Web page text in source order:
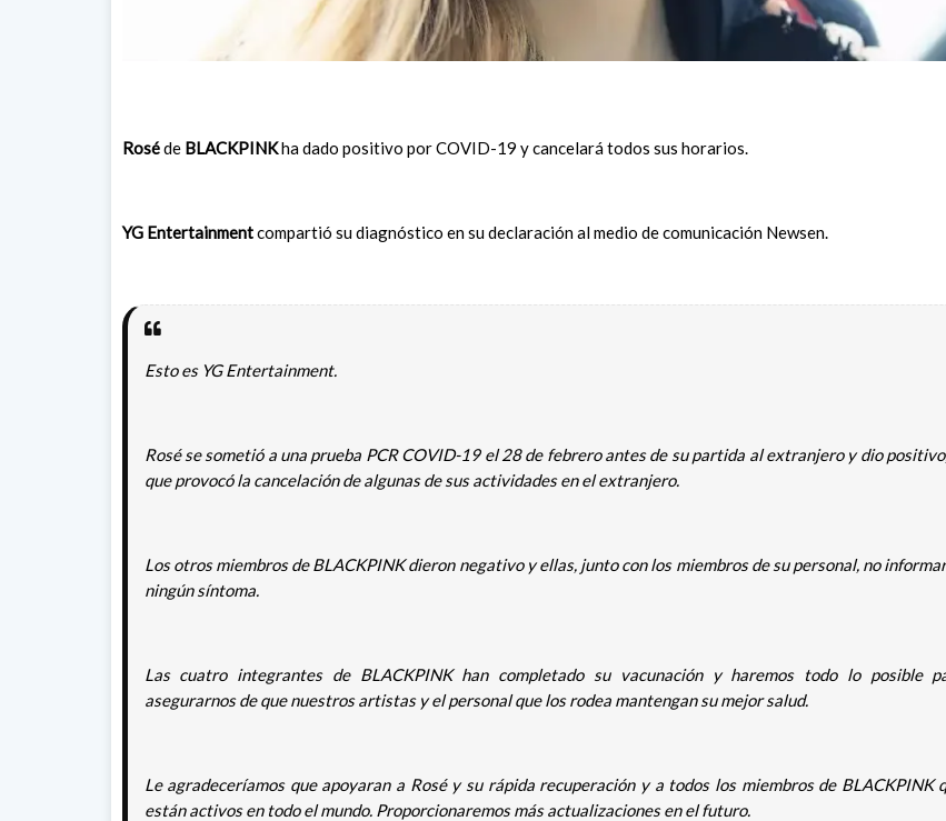
Roséde BLACKPINKha dado positivo por COVID-19 y cancelará todos sus horarios.
YG Entertainmentcompartió su diagnóstico en su declaración al medio de comunicación Newsen.
Esto es YG Entertainment.
Rosé se sometió a una prueba PCR COVID-19 el 28 de febrero antes de su partida al extranjero y dio
que provocó la cancelación de algunas de sus actividades en el extranjero.
Los otros miembros de BLACKPINK dieron negativo y ellas, junto con los miembros de su personal, no
ningún síntoma.
Las cuatro integrantes de BLACKPINK han completado su vacunación y haremos todo lo posible
asegurarnos de que nuestros artistas y el personal que los rodea mantengan su mejor salud.
Le agradeceríamos que apoyaran a Rosé y su rápida recuperación y a todos los miembros de BLACKPINK
están activos en todo el mundo. Proporcionaremos más actualizaciones en el futuro.